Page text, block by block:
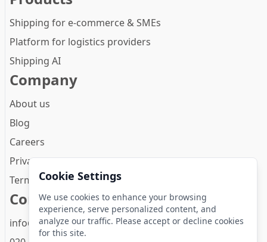
Shipping for e-commerce & SMEs
Platform for logistics providers
Shipping AI
Company
About us
Blog
Careers
Privacy Policy
Terms and conditions
Contact
info@zineps.com
Cookie Settings
We use cookies to enhance your browsing
experience, serve personalized content, and
analyze our traffic. Please accept or decline cookies
for this site.